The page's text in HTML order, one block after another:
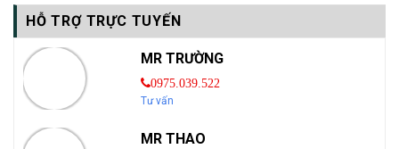
HỖ TRỢ TRỰC TUYẾN
MR TRƯỜNG
0975.039.522
Tư vấn
MR THAO